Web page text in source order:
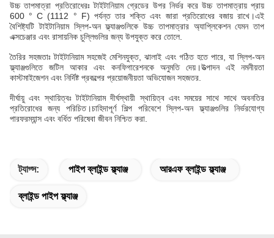
উচ্চ তাপমাত্রা প্রতিরোধেরঃ টাইটানিয়াম গ্রেডের উপর নির্ভর করে উচ্চ তাপমাত্রায় প্রায়
600 ° C (1112 ° F) পর্যন্ত তার শক্তি এবং জারা প্রতিরোধের বজায় রাখে।এই
বৈশিষ্ট্যটি টাইটানিয়াম স্লিপ-অন ফ্ল্যাঞ্জগুলিকে উচ্চ তাপমাত্রার অ্যাপ্লিকেশন যেমন তাপ
এক্সচেঞ্জার এবং রাসায়নিক চুল্লিগুলির জন্য উপযুক্ত করে তোলে.
তৈরির সহজতাঃ টাইটানিয়াম সহজেই মেশিনযুক্ত, ঝালাই এবং গঠিত হতে পারে, যা স্লিপ-অন
ফ্ল্যাঞ্জগুলিতে জটিল আকার এবং কনফিগারেশনকে অনুমতি দেয়।উত্পাদন এই নমনীয়তা
কাস্টমাইজেশন এবং নির্দিষ্ট প্রকল্পের প্রয়োজনীয়তা অভিযোজন সহজতর.
দীর্ঘায়ু এবং স্থায়িত্বঃ টাইটানিয়াম দীর্ঘস্থায়ী স্থায়িত্ব এবং সময়ের সাথে সাথে অবনতির
প্রতিরোধের জন্য পরিচিত।চাহিদাপূর্ণ শিল্প পরিবেশে স্লিপ-অন ফ্ল্যাঞ্জগুলির নির্ভরযোগ্য
পারফরম্যান্স এবং বর্ধিত পরিষেবা জীবন নিশ্চিত করা.
ট্যাগ্স: পাইপ ব্লাইন্ড ফ্ল্যাঞ্জ আরএফ ব্লাইন্ড ফ্ল্যাঞ্জ
ব্লাইন্ড পাইপ ফ্ল্যাঞ্জ